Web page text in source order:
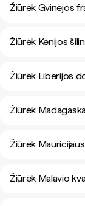
Žiūrėk Gvinėjos
Žiūrėk Kenijos
Žiūrėk Liberijos
Žiūrėk
Žiūrėk
Žiūrėk Malavio